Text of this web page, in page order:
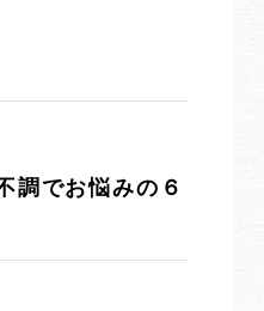
調でお悩みの６